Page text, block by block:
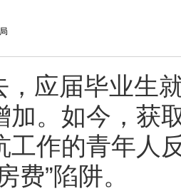
，应届毕业生
加。如今，获
工作的青年人
费”陷阱。